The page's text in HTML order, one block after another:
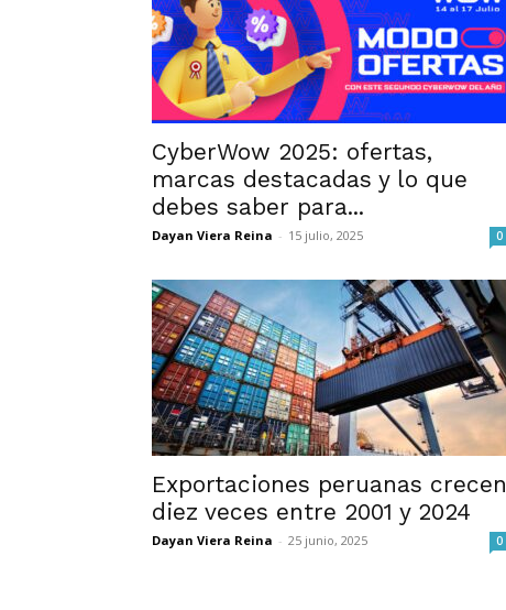
CyberWow 2025: ofertas,
marcas destacadas y lo que
debes saber para...
Dayan Viera Reina - 15 julio, 2025 0
Exportaciones peruanas crecen
diez veces entre 2001 y 2024
Dayan Viera Reina - 25 junio, 2025 0